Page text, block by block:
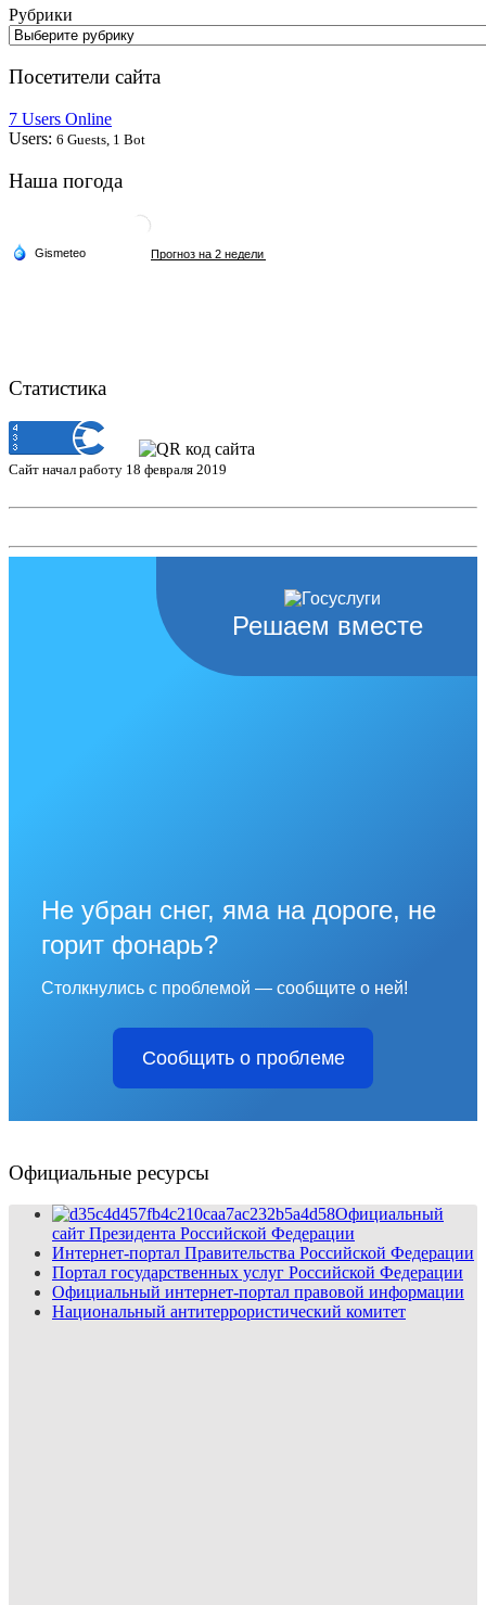
Рубрики
Посетители сайта
7 Users Online
Users: 6 Guests, 1 Bot
Наша погода
Статистика
Сайт начал работу 18 февраля 2019
Решаем вместе
Не убран снег, яма на дороге, не
горит фонарь?
Столкнулись с проблемой — сообщите о ней!
Сообщить о проблеме
Официальные ресурсы
Официальный
сайт Президента Российской Федерации
Интернет-портал Правительства Российской Федерации
Портал государственных услуг Российской Федерации
Официальный интернет-портал правовой информации
Национальный антитеррористический комитет